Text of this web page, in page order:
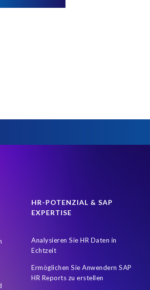
HR-POTENZIAL & SAP
EXPERTISE
Analysieren Sie HR Daten in
Echtzeit
Ermöglichen Sie Anwendern SAP
HR Reports zu erstellen